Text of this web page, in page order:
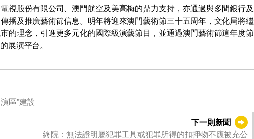
視股份有限公司、澳門航空及美高梅的鼎力支持，亦通過與多間銀行及
播及推廣藝術節信息。明年將迎來澳門藝術節三十五周年，文化局將繼
的理念，引進更多元化的國際級演藝節目，並通過澳門藝術節這年度節
展演平台。
區”建設
下一則新聞
終院：無法證明屬犯罪工具或犯罪所得的扣押物不應被充公